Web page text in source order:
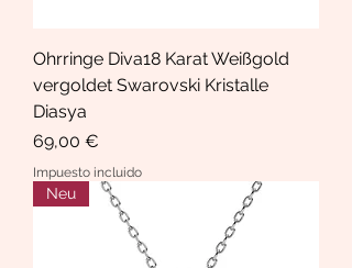
Ohrringe Diva18 Karat Weißgold
vergoldet Swarovski Kristalle
Diasya
Precio
69,00 €
Impuesto incluido
Neu